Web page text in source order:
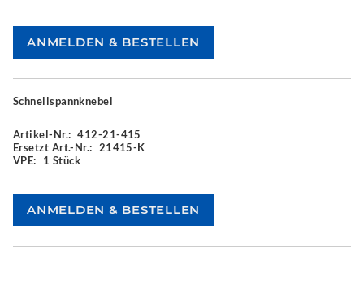
Schnellspannknebel
Artikel-Nr.: 412-21-415
Ersetzt Art.-Nr.: 21415-K
VPE:
1 Stück